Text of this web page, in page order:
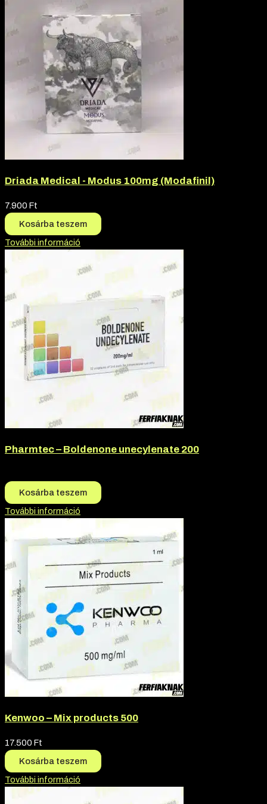
Driada Medical - Modus 100mg (Modafinil)
7.900 Ft
Kosárba teszem
További információ
Pharmtec – Boldenone unecylenate 200
Kosárba teszem
További információ
Kenwoo – Mix products 500
17.500 Ft
Kosárba teszem
További információ